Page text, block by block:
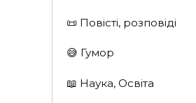
📜 Повісті, розповіді
😅 Гумор
📖 Наука, Освіта